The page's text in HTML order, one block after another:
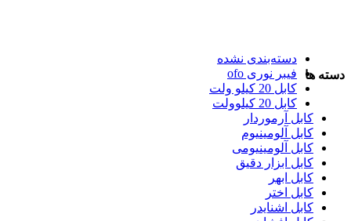
دسته ها
دسته‌بندی نشده
فیبر نوری ofo
کابل 20 کیلو ولت
کابل 20 کیلوولت
کابل آرموردار
کابل آلومینیوم
کابل آلومینیومی
کابل ابزار دقیق
کابل ابهر
کابل اختر
کابل اشنایدر